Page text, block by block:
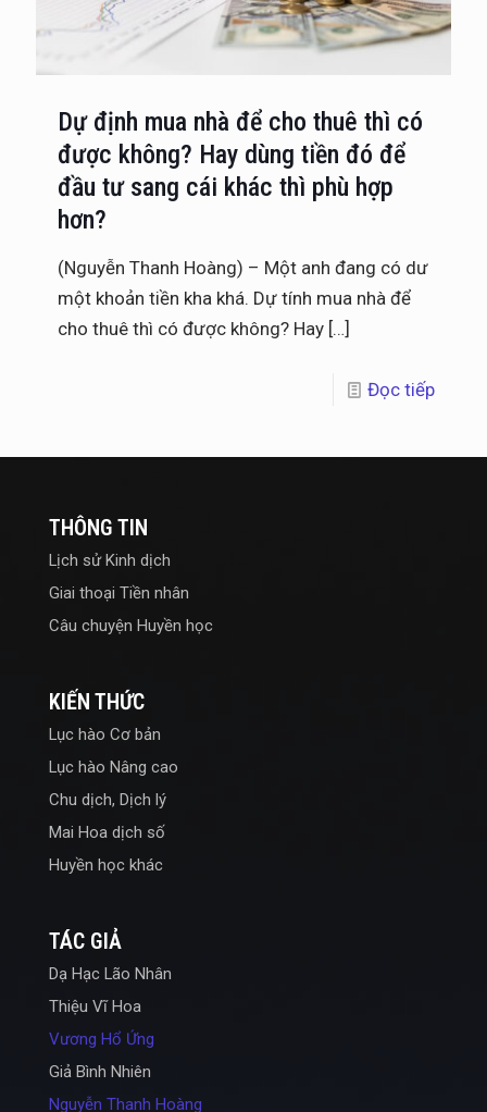
Dự định mua nhà để cho thuê thì có
được không? Hay dùng tiền đó để
đầu tư sang cái khác thì phù hợp
hơn?
(Nguyễn Thanh Hoàng) – Một anh đang có dư
một khoản tiền kha khá. Dự tính mua nhà để
cho thuê thì có được không? Hay […]
Đọc tiếp
THÔNG TIN
Lịch sử Kinh dịch
Giai thoại Tiền nhân
Câu chuyện Huyền học
KIẾN THỨC
Lục hào Cơ bản
Lục hào Nâng cao
Chu dịch, Dịch lý
Mai Hoa dịch số
Huyền học khác
TÁC GIẢ
Dạ Hạc Lão Nhân
Thiệu Vĩ Hoa
Vương Hổ Ứng
Giả Bình Nhiên
Nguyễn Thanh Hoàng